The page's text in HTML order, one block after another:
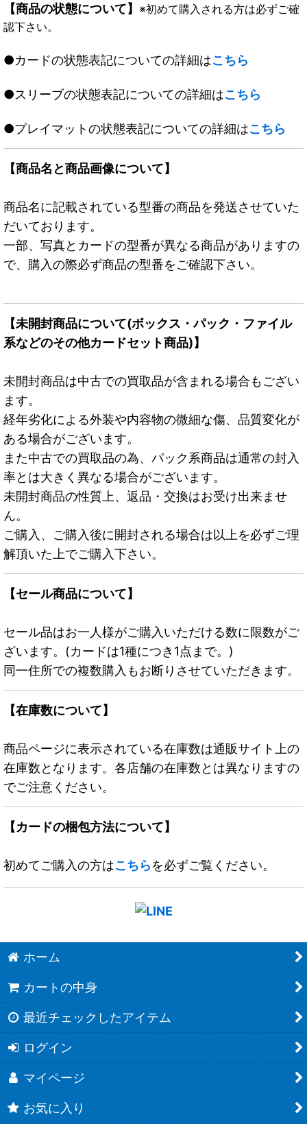
【商品の状態について】 ※初めて購入される方は必ずご確
認下さい。
●カードの状態表記についての詳細はこちら
●スリーブの状態表記についての詳細はこちら
●プレイマットの状態表記についての詳細はこちら
【商品名と商品画像について】
商品名に記載されている型番の商品を発送させていた
だいております。
一部、写真とカードの型番が異なる商品がありますの
で、購入の際必ず商品の型番をご確認下さい。
【未開封商品について(ボックス・パック・ファイル
系などのその他カードセット商品)】
未開封商品は中古での買取品が含まれる場合もござい
ます。
経年劣化による外装や内容物の微細な傷、品質変化が
ある場合がございます。
また中古での買取品の為、パック系商品は通常の封入
率とは大きく異なる場合がございます。
未開封商品の性質上、返品・交換はお受け出来ませ
ん。
ご購入、ご購入後に開封される場合は以上を必ずご理
解頂いた上でご購入下さい。
【セール商品について】
セール品はお一人様がご購入いただける数に限数がご
ざいます。(カードは1種につき1点まで。)
同一住所での複数購入もお断りさせていただきます。
【在庫数について】
商品ページに表示されている在庫数は通販サイト上の
在庫数となります。各店舗の在庫数とは異なりますの
でご注意ください。
【カードの梱包方法について】
初めてご購入の方はこちらを必ずご覧ください。
ホーム
カートの中身
最近チェックしたアイテム
ログイン
マイページ
お気に入り